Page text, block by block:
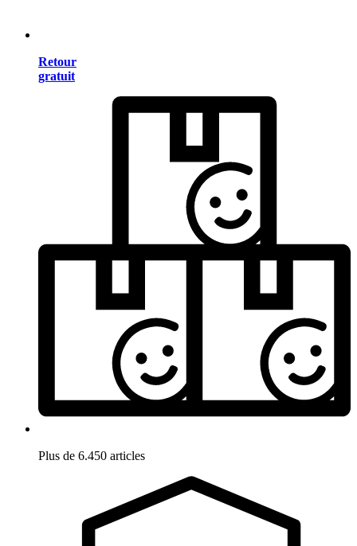
Retour
gratuit
Plus de 6.450 articles